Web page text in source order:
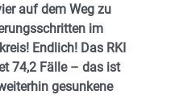
auf dem Weg zu
im
Endlich! Das RKI
74,2 Fälle – das ist
gesunkene